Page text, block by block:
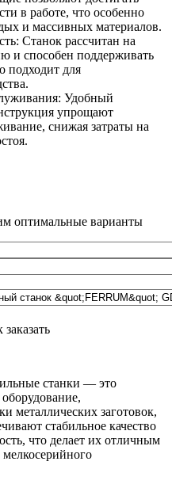
в работе, что особенно
и массивных материалов.
Станок рассчитан на
и способен поддерживать
подходит для
Удобный
упрощают
снижая затраты на
оптимальные варианты
заказать
станки — это
металлических заготовок,
стабильное качество
что делает их отличным